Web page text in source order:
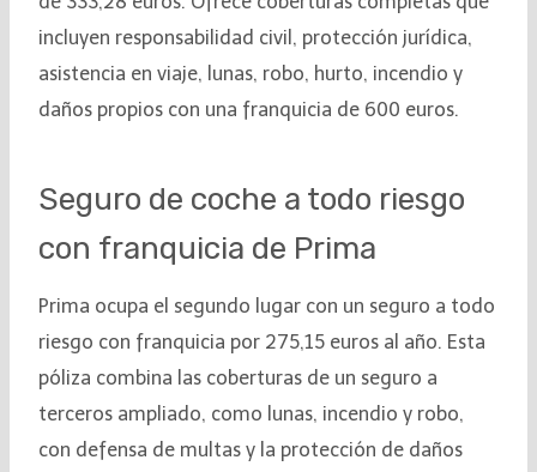
incluyen responsabilidad civil, protección jurídica,
asistencia en viaje, lunas, robo, hurto, incendio y
daños propios con una franquicia de 600 euros.
Seguro de coche a todo riesgo
con franquicia de Prima
Prima ocupa el segundo lugar con un seguro a todo
riesgo con franquicia por 275,15 euros al año. Esta
póliza combina las coberturas de un seguro a
terceros ampliado, como lunas, incendio y robo,
con defensa de multas y la protección de daños